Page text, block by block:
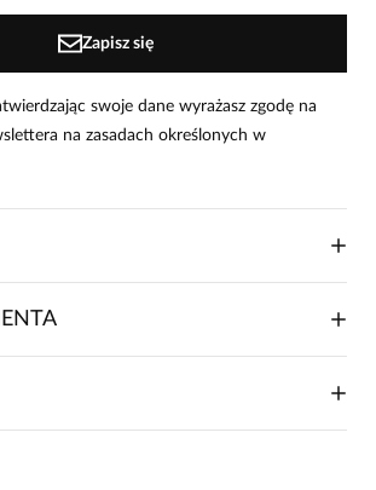
Zapisz się
swoje dane wyrażasz zgodę na
na zasadach określonych w